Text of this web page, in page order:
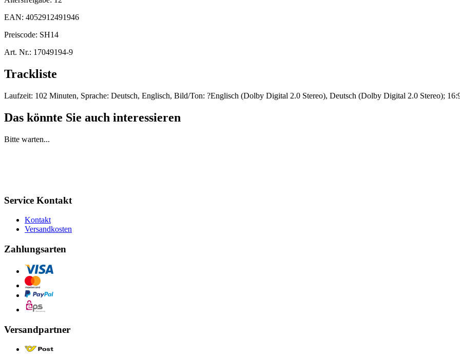
EAN: 4052912491946
Preiscode: SH14
Art. Nr.: 17049194-9
Trackliste
Laufzeit: 102 Minuten, Sprache: Deutsch, Englisch, Bild/Ton: ?Englisch (Dolby Digital 2.0 Stereo), Deutsch (Dolby Digital 2.0 Stereo);
Das könnte Sie auch interessieren
Bitte warten...
Service Kontakt
Kontakt
Versandkosten
Zahlungsarten
Versandpartner